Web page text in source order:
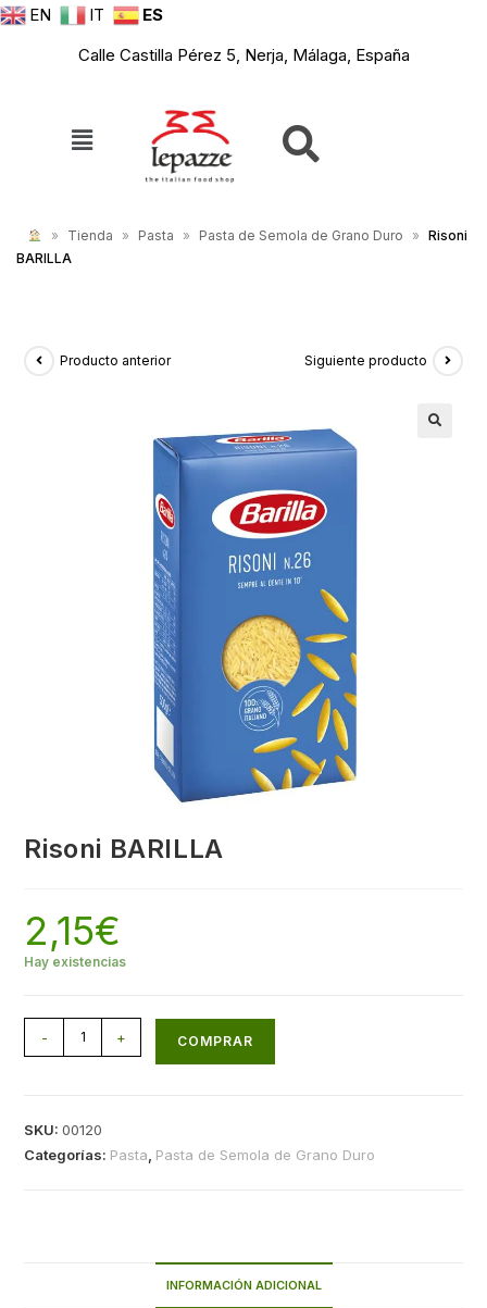
EN IT
ES
Calle Castilla Pérez 5, Nerja, Málaga, España
» Tienda » Pasta » Pasta de Semola de Grano Duro » Risoni
BARILLA
Producto anterior Siguiente producto
Risoni BARILLA
2,15€
Hay existencias
- + COMPRAR
SKU:00120
Categorías: Pasta Pasta de Semola de Grano Duro
INFORMACIÓN ADICIONAL